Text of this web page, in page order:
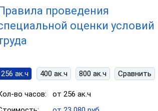
проведения
оценки условий
256 ак.ч 400 ак.ч 800 ак.ч Сравнить
во часов:
от 256 ак.ч